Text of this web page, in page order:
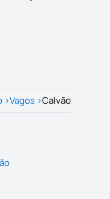
>Vagos >Calvão